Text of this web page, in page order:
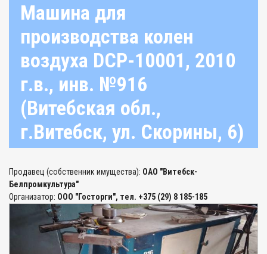
Машина для
производства колен
воздуха DCP-10001, 2010
г.в., инв. №916
(Витебская обл.,
г.Витебск, ул. Скорины, 6)
Продавец (собственник имущества): ОАО "Витебск-
Белпромкультура"
Организатор: ООО "Госторги", тел. +375 (29) 8 185-185